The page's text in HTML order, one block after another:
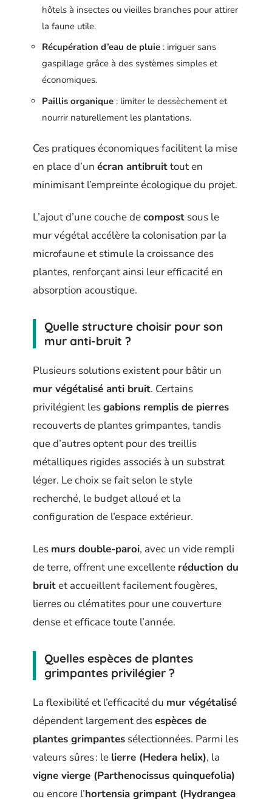
hôtels à insectes ou vieilles branches pour attirer
la faune utile.
Récupération d’eau de pluie : irriguer sans
gaspillage grâce à des systèmes simples et
économiques.
Paillis organique : limiter le dessèchement et
nourrir naturellement les plantations.
Ces pratiques économiques facilitent la mise
en place d’un écran antibruittout en
minimisant l’empreinte écologique du projet.
L’ajout d’une couche decompost sous le
mur végétal accélère la colonisation par la
microfaune et stimule la croissance des
plantes, renforçant ainsi leur efficacité en
absorption acoustique.
Quelle structure choisir pour son
mur anti-bruit ?
Plusieurs solutions existent pour bâtir un
mur végétalisé anti bruit. Certains
privilégient lesgabions remplis de pierres
recouverts de plantes grimpantes, tandis
que d’autres optent pour des treillis
métalliques rigides associés à un substrat
léger. Le choix se fait selon le style
recherché, le budget alloué et la
configuration de l’espace extérieur.
Les murs double-paroi, avec un vide rempli
de terre, offrent une excellente réduction du
bruitet accueillent facilement fougères,
lierres ou clématites pour une couverture
dense et efficace toute l’année.
Quelles espèces de plantes
grimpantes privilégier ?
La flexibilité et l’efficacité du mur végétalisé
dépendent largement desespèces de
plantes grimpantes sélectionnées. Parmi les
valeurs sûres : le lierre (Hedera helix), la
vigne vierge (Parthenocissus quinquefolia)
ou encore l’hortensia grimpant (Hydrangea